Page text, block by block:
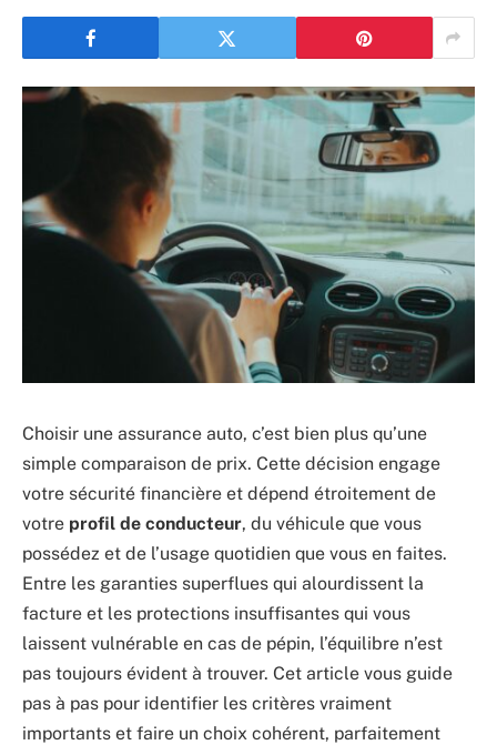
Choisir une assurance auto, c’est bien plus qu’une
simple comparaison de prix. Cette décision engage
votre sécurité financière et dépend étroitement de
votre profil de conducteur, du véhicule que vous
possédez et de l’usage quotidien que vous en faites.
Entre les garanties superflues qui alourdissent la
facture et les protections insuffisantes qui vous
laissent vulnérable en cas de pépin, l’équilibre n’est
pas toujours évident à trouver. Cet article vous guide
pas à pas pour identifier les critères vraiment
importants et faire un choix cohérent, parfaitement